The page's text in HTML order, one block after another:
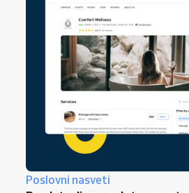
Poslovni nasveti